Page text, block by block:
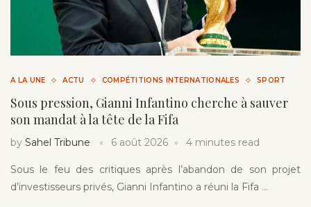
A LA UNE ACTU COMPÉTITIONS INTERNATIONALES SPORT
Sous pression, Gianni Infantino cherche à sauver
son mandat à la tête de la Fifa
by Sahel Tribune 6 août 2026 4 minutes read
Sous le feu des critiques après l’abandon de son projet
d’investisseurs privés, Gianni Infantino a réuni la Fifa …